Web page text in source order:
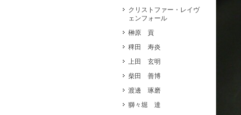
クリストファー・レイヴ
ェンフォール
榊原 貢
稗田 寿炎
上田 玄明
柴田 善博
渡邊 琢磨
獅々堀 達